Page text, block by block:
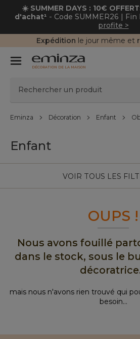
☀️ SUMMER DAYS : 10€
d'achat¹ - Code SUMMER26 |
profite >
Expédition le jour même et
DÉCORATION DE LA MAISON
Eminza Décoration Enfant
Enfant
VOIR TOUS LES
OUPS !
Nous avons fouillé
dans le stock, sous le
mais nous n'avons rien trouvé qui
besoin...